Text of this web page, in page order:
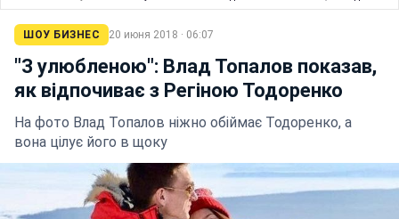
ШОУ БИЗНЕС 20 июня 2018 · 06:07
"З улюбленою": Влад Топалов показав,
як відпочиває з Регіною Тодоренко
На фото Влад Топалов ніжно обіймає Тодоренко, а
вона цілує його в щоку